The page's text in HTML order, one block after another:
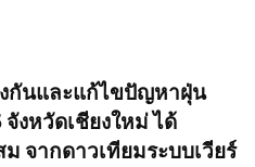
นและแก้ไขปัญหาฝุ่น
งหวัดเชียงใหม่ ได้
จากดาวเทียมระบบเวียร์